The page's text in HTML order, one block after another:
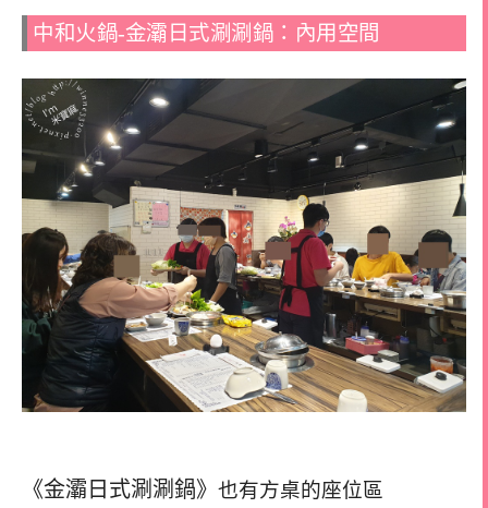
中和火鍋-金灞日式涮涮鍋：內用空間
《金灞日式涮涮鍋》 也有方桌的座位區